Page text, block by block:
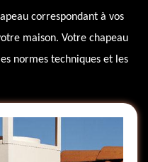
correspondant à vos
maison. Votre chapeau
normes techniques et les